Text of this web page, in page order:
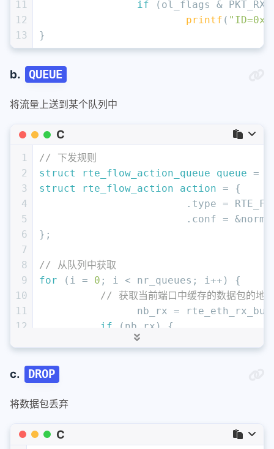
11
12
13
if (ol_flags &
printf (
}
b. QUEUE
将流量上送到某个队列中
C
1
2
3
4
5
6
7
8
9
10
11
12
15
17
// 下发规则
struct
rte_flow_action_queue queue =
struct
rte_flow_action action = {
.type =
.conf =
};
// 从队列中获取
for (i = 0 ; i < nr_queues; i++) {
// 获取当前端口中缓存的数据包的地
nb_rx =
if (nb_rx) {
c. DROP
将数据包丢弃
C